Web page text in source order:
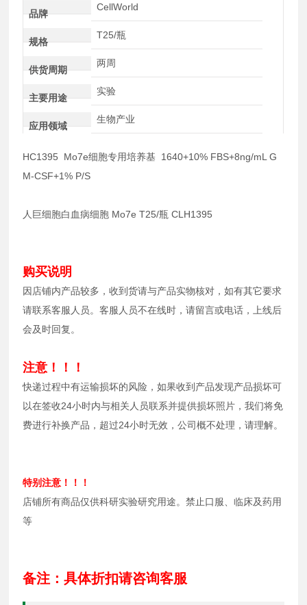
品牌
CellWorld
规格
T25/瓶
供货周期
两周
主要用途
实验
应用领域
生物产业
HC1395 Mo7e细胞专用培养基 1640+10% FBS+8ng/mL G
M-CSF+1% P/S
人巨细胞白血病细胞 Mo7e T25/瓶 CLH1395
购买说明
因店铺内产品较多，收到货请与产品实物核对，如有其它要求
请联系客服人员。客服人员不在线时，请留言或电话，上线后
会及时回复。
注意！！！
快递过程中有运输损坏的风险，如果收到产品发现产品损坏可
以在签收24小时内与相关人员联系并提供损坏照片，我们将免
费进行补换产品，超过24小时无效，公司概不处理，请理解。
特别注意！！！
店铺所有商品仅供科研实验研究用途。禁止口服、临床及药用
等
备注：具体折扣请咨询客服